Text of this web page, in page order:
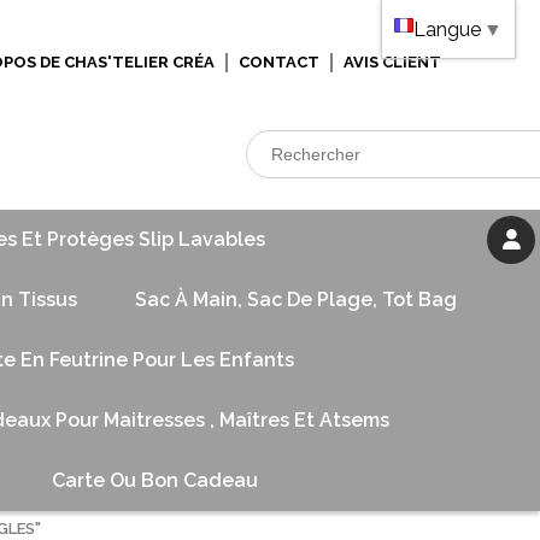
DE CHAS'TELIER CRÉA CONTACT AVIS CLIENT
Et Protèges Slip Lavables
Tissus Sac À Main, Sac De Plage, Tot Bag
En Feutrine Pour Les Enfants
Pour Maitresses , Maîtres Et Atsems
Carte Ou Bon Cadeau
Langue ▼